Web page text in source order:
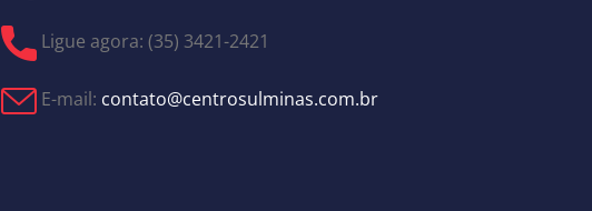
Ligue agora: (35) 3421-2421
E-mail: contato@centrosulminas.com.br